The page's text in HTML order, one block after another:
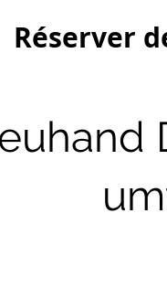
Réserver